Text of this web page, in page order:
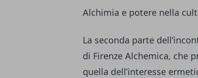
Alchimia e potere nella
La seconda parte
di Firenze Alchemica, che
quella dell’interesse